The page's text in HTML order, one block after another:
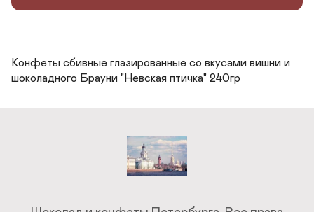
Конфеты сбивные глазированные со вкусами вишни и
шоколадного Брауни "Невская птичка" 240гр